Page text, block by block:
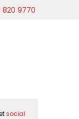
820 9770
social